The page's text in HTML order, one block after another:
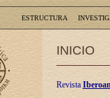
ESTRUCTURA
INICIO
Revista